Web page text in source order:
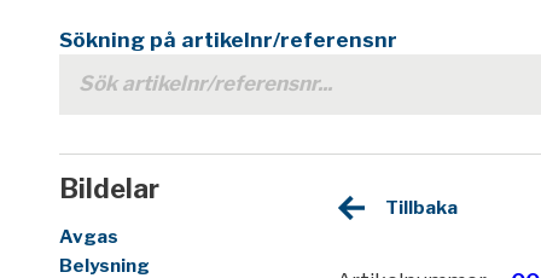
Sökning på artikelnr/referensnr
Bildelar
Avgas
Belysning
Tillbaka